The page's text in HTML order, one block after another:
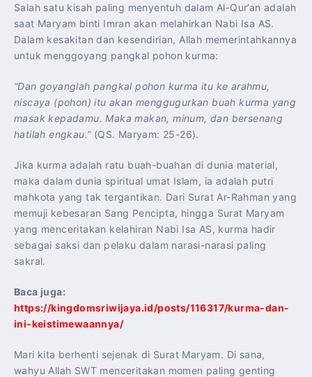
Salah satu kisah paling menyentuh dalam Al-Qur’an adalah
saat Maryam binti Imran akan melahirkan Nabi Isa AS.
Dalam kesakitan dan kesendirian, Allah memerintahkannya
untuk menggoyang pangkal pohon kurma:
“Dan goyanglah pangkal pohon kurma itu ke arahmu,
niscaya (pohon) itu akan menggugurkan buah kurma yang
masak kepadamu. Maka makan, minum, dan bersenang
hatilah engkau.”(QS. Maryam: 25-26).
Jika kurma adalah ratu buah-buahan di dunia material,
maka dalam dunia spiritual umat Islam, ia adalah putri
mahkota yang tak tergantikan. Dari Surat Ar-Rahman yang
memuji kebesaran Sang Pencipta, hingga Surat Maryam
yang menceritakan kelahiran Nabi Isa AS, kurma hadir
sebagai saksi dan pelaku dalam narasi-narasi paling
sakral.
Baca juga:
https://kingdomsriwijaya.id/posts/116317/kurma-dan-
ini-keistimewaannya/
Mari kita berhenti sejenak di Surat Maryam. Di sana,
wahyu Allah SWT menceritakan momen paling genting